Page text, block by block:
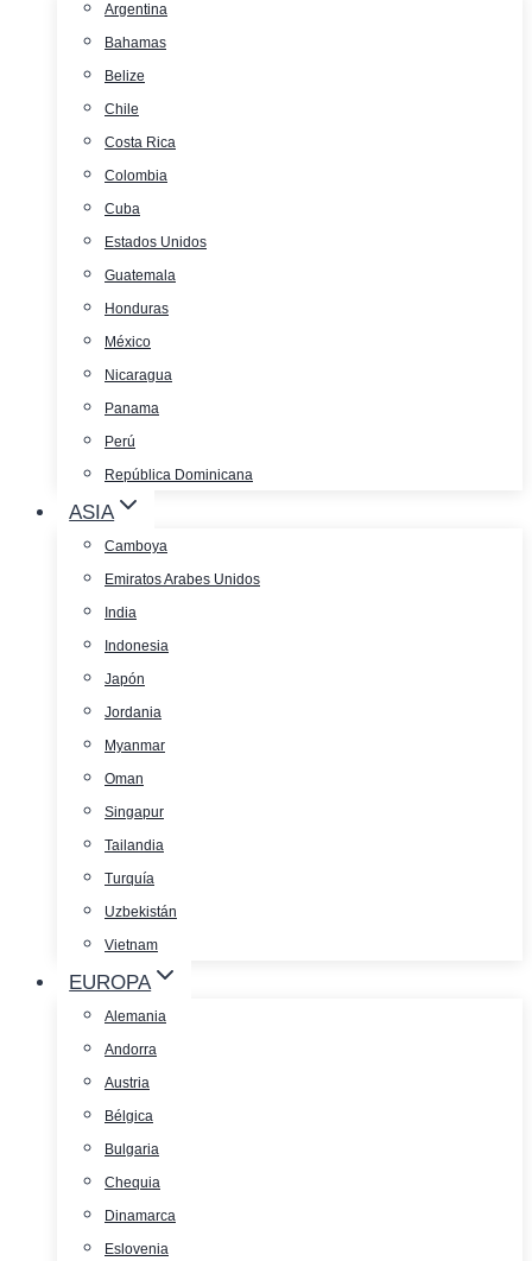
Argentina
Bahamas
Belize
Chile
Costa Rica
Colombia
Cuba
Estados Unidos
Guatemala
Honduras
México
Nicaragua
Panama
Perú
República Dominicana
ASIA
Camboya
Emiratos Arabes Unidos
India
Indonesia
Japón
Jordania
Myanmar
Oman
Singapur
Tailandia
Turquía
Uzbekistán
Vietnam
EUROPA
Alemania
Andorra
Austria
Bélgica
Bulgaria
Chequia
Dinamarca
Eslovenia